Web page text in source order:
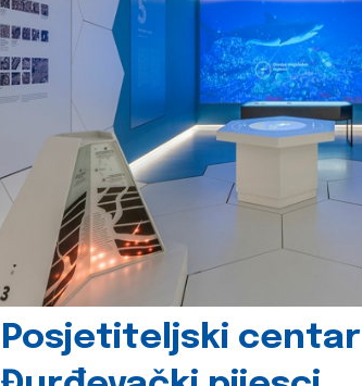
Posjetiteljski centar